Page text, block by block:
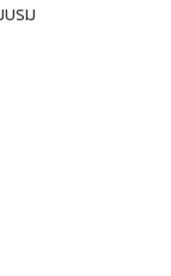
รม